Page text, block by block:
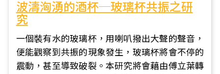
波濤洶湧的酒杯─玻璃杯共振之研
究
一個裝有水的玻璃杯，用喇叭撥出大聲的聲音，
便能觀察到共振的現象發生，玻璃杯將會不停的
震動，甚至導致破裂。本研究將會藉由傅立葉轉